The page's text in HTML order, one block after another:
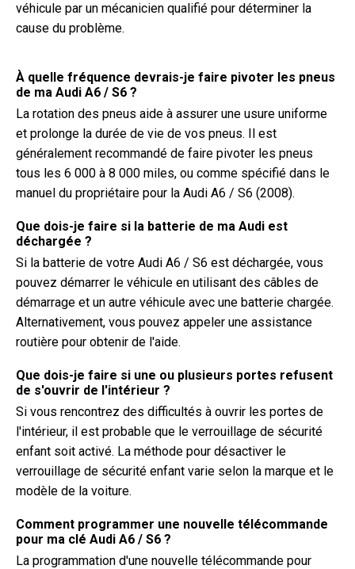
véhicule par un mécanicien qualifié pour déterminer la
cause du problème.
À quelle fréquence devrais-je faire pivoter les pneus
de ma Audi A6 / S6 ?
La rotation des pneus aide à assurer une usure uniforme
et prolonge la durée de vie de vos pneus. Il est
généralement recommandé de faire pivoter les pneus
tous les 6 000 à 8 000 miles, ou comme spécifié dans le
manuel du propriétaire pour la Audi A6 / S6 (2008).
Que dois-je faire si la batterie de ma Audi est
déchargée ?
Si la batterie de votre Audi A6 / S6 est déchargée, vous
pouvez démarrer le véhicule en utilisant des câbles de
démarrage et un autre véhicule avec une batterie chargée.
Alternativement, vous pouvez appeler une assistance
routière pour obtenir de l'aide.
Que dois-je faire si une ou plusieurs portes refusent
de s'ouvrir de l'intérieur ?
Si vous rencontrez des difficultés à ouvrir les portes de
l'intérieur, il est probable que le verrouillage de sécurité
enfant soit activé. La méthode pour désactiver le
verrouillage de sécurité enfant varie selon la marque et le
modèle de la voiture.
Comment programmer une nouvelle télécommande
pour ma clé Audi A6 / S6 ?
La programmation d'une nouvelle télécommande pour